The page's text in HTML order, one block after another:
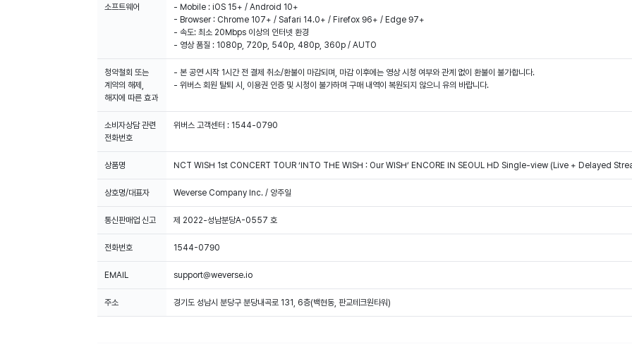
소프트웨어
- Mobile : iOS 15+ / Android 10+
- Browser : Chrome 107+ / Safari 14.0+ / Firefox 96+ / Edge 97+
- 속도: 최소 20Mbps 이상의 인터넷 환경
- 영상 품질 : 1080p, 720p, 540p, 480p, 360p / AUTO
청약철회 또는
계약의 해제,
해지에 따른 효과
- 본 공연 시작 1시간 전 결제 취소/환불이 마감되며, 마감 이후에는 영상 시청 여부와 관계 없이 환불이 불가합니다.
- 위버스 회원 탈퇴 시, 이용권 인증 및 시청이 불가하며 구매 내역이 복원되지 않으니 유의 바랍니다.
소비자상담 관련
전화번호
위버스 고객센터 : 1544-0790
상품명 NCT WISH 1st CONCERT TOUR ‘INTO THE WISH : Our WISH’ ENCORE IN SEOUL HD Single-view (Live + Delayed
상호명/대표자 Weverse Company Inc. / 양주일
통신판매업 신고 제 2022-성남분당A-0557 호
전화번호 1544-0790
EMAIL support@weverse.io
주소 경기도 성남시 분당구 분당내곡로 131, 6층(백현동, 판교테크원타워)